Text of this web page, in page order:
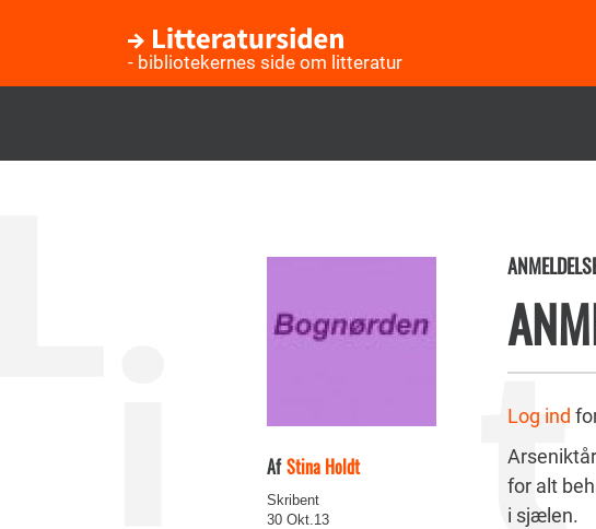
- bibliotekernes side om litteratur
Af Stina Holdt
Skribent
30 Okt.13
Log ind
for alt
i sjælen.